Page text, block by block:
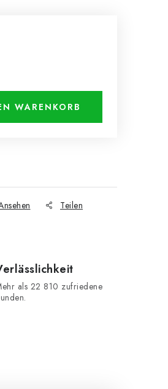
WARENKORB
Teilen
als 22 810 zufriedene